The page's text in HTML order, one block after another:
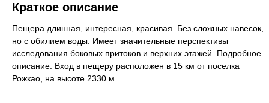
Краткое описание
Пещера длинная, интересная, красивая. Без сложных навесок,
но с обилием воды. Имеет значительные перспективы
исследования боковых притоков и верхних этажей. Подробное
описание: Вход в пещеру расположен в 15 км от поселка
Рожкао, на высоте 2330 м.